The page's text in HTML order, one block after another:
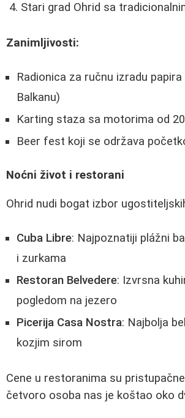
Stari grad Ohrid sa
Zanimljivosti:
Radionica za ručnu izradu papira
Balkanu)
Karting staza sa motorima od
Beer fest koji se održava
Noćni život i restorani
Ohrid nudi bogat izbor
Cuba Libre: Najpoznatiji plážni
i zurkama
Restoran Belvedere: Izvrsna
pogledom na jezero
Picerija Casa Nostra: Najbolja
kozjim sirom
Cene u restoranima su
četvoro osoba nas je koštao oko